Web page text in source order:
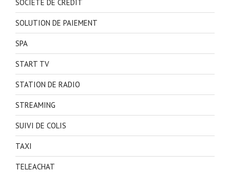
SOCIETE DE CREDIT
SOLUTION DE PAIEMENT
SPA
START TV
STATION DE RADIO
STREAMING
SUIVI DE COLIS
TAXI
TELEACHAT